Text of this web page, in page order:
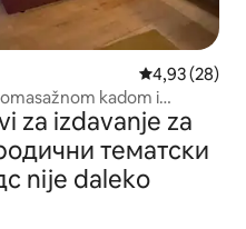
Prosečna
4,93 (28)
kadom i
za izdavanje za
тематски
nije daleko